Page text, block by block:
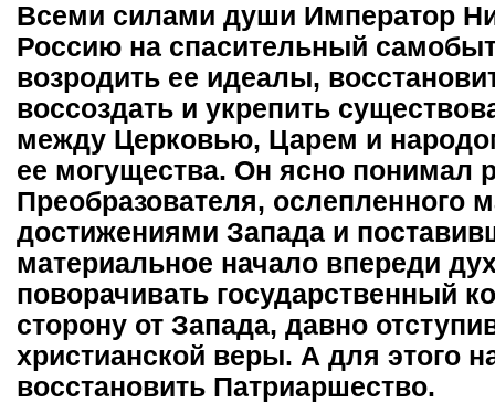
Всеми силами души Император
Россию на спасительный
возродить ее идеалы,
воссоздать и укрепить
между Церковью, Царем и
ее могущества. Он ясно понимал
Преобразователя, ослепленного
достижениями Запада и
материальное начало впереди
поворачивать государственный
сторону от Запада, давно
христианской веры. А для этого
восстановить Патриаршество.